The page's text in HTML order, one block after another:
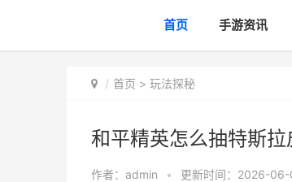
首页 手游资讯
首页 > 玩法探秘
和平精英怎么抽特斯
作者： admin • 更新时间：2026-